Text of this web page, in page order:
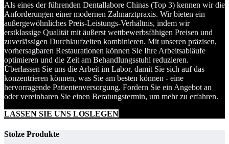
Als eines der führenden Dentallabore Chinas (Top 3) kennen wir die
Anforderungen einer modernen Zahnarztpraxis. Wir bieten ein
außergewöhnliches Preis-Leistungs-Verhältnis, indem wir
erstklassige Qualität mit äußerst wettbewerbsfähigen Preisen und
zuverlässigen Durchlaufzeiten kombinieren. Mit unseren präzisen,
vorhersagbaren Restaurationen können Sie Ihre Arbeitsabläufe
optimieren und die Zeit am Behandlungsstuhl reduzieren.
Überlassen Sie uns die Arbeit im Labor, damit Sie sich auf das
konzentrieren können, was Sie am besten können - eine
hervorragende Patientenversorgung. Fordern Sie ein Angebot an
oder vereinbaren Sie einen Beratungstermin, um mehr zu erfahren.
LASSEN SIE UNS LOSLEGEN
Stolze Produkte